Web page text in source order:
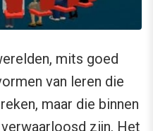
mits goed
van leren die
maar die binnen
zijn. Het